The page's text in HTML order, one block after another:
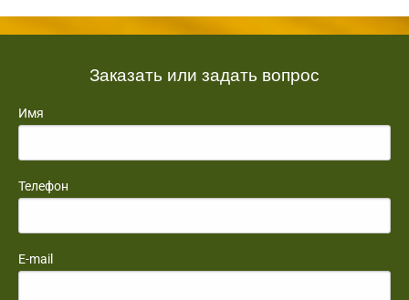
Заказать или задать вопрос
Имя
Телефон
E-mail